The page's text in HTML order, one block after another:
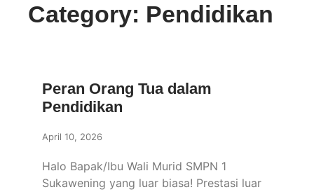
Category: Pendidikan
Peran Orang Tua dalam
Pendidikan
April 10, 2026
Halo Bapak/Ibu Wali Murid SMPN 1
Sukawening yang luar biasa! Prestasi luar